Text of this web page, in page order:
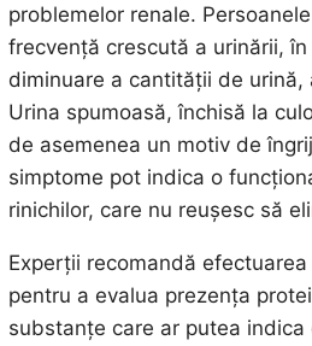
problemelor renale.
frecvență crescută a urinării,
diminuare a cantității de
Urina spumoasă, închisă la
de asemenea un motiv de
simptome pot indica o
rinichilor, care nu reușesc să
Experții recomandă
pentru a evalua prezența
substanțe care ar putea